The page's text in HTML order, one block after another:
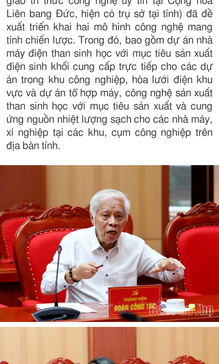
Liên bang Đức, hiện có trụ sở tại tỉnh) đã đề
xuất triển khai hai mô hình công nghệ mang
tính chiến lược. Trong đó, bao gồm dự án nhà
máy điện than sinh học với mục tiêu sản xuất
điện sinh khối cung cấp trực tiếp cho các dự
án trong khu công nghiệp, hòa lưới điện khu
vực và dự án tổ hợp máy, công nghệ sản xuất
than sinh học với mục tiêu sản xuất và cung
ứng nguồn nhiệt lượng sạch cho các nhà máy,
xí nghiệp tại các khu, cụm công nghiệp trên
địa bàn tỉnh.